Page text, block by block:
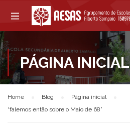
PÁGINA INICIAL
Home Blog
Página inicial
“falemos então sobre o Maio de 68”